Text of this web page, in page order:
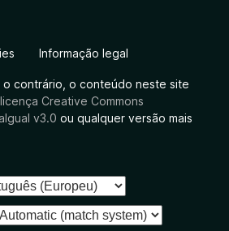
Informação legal
o contrário, o conteúdo neste site
licença Creative Commons
v3.0 ou qualquer versão mais